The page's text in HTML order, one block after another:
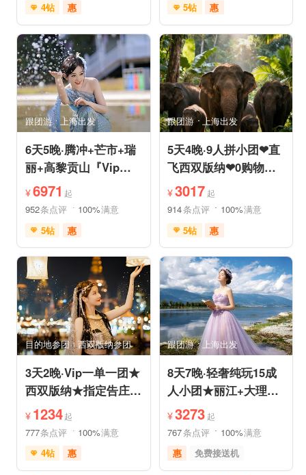
4钻
惠
免费接送机
充足自由时间
品质游
美食享受
摄影之旅
自然山水
动植物园
研学体验
跟团游 上海出发
6天5晚·腾冲+芒市+瑞
丽+高黎贡山『Vip一
单一团』豪奢五钻酒店
度假
¥6971 起
952条点评 100%满意
5钻
惠
免费接送机
免费WIFI
家庭游
情侣游
世界遗产
休闲度假
自然山水
自由活动
美食享受
目的地参团 西双版纳参团
3天2晚·Vip一单一团★
西双版纳★指定告庄内
泳池酒店或温德姆国际
连锁
¥ 1234起
777条点评 100%满意
4钻
惠
充足自由时间
5钻
惠
充足自由时间
免费接送机
品质游
祈福之旅
赏花之旅
森林公园
自然山水
跟团游 上海出发
5天4晚·9人拼小团❤直
飞西双版纳❤0购物纯
玩·豪奢五星五钻泳池
度假
¥3017 起
914条点评 100%满意
5钻
惠
免费接送机
管家服务
品质游
休闲游
家庭游
摄影之旅
休闲度假
自然山水
美食享受
世界遗产
亲子休闲
动植物园
小众风光
森林公园
美景探索
跟团游 上海出发
8天7晚·轻奢纯玩15成
人小团★丽江+大理
+香格里拉/泸沽湖★直
飞丽江
¥3273 起
767条点评 100%满意
惠
免费接送机
家庭游
祈福之旅